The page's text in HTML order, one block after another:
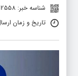
شناسه خبر: 12558
تاریخ و زمان ارسال: 30 آبان 1399 ساعت